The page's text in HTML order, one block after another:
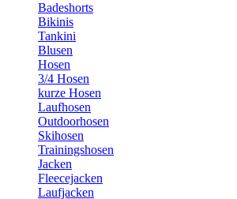
Badeshorts
Bikinis
Tankini
Blusen
Hosen
3/4 Hosen
kurze Hosen
Laufhosen
Outdoorhosen
Skihosen
Trainingshosen
Jacken
Fleecejacken
Laufjacken